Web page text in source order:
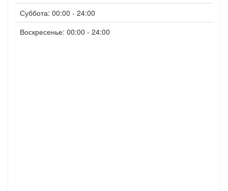
Суббота: 00:00 - 24:00
Воскресенье: 00:00 - 24:00